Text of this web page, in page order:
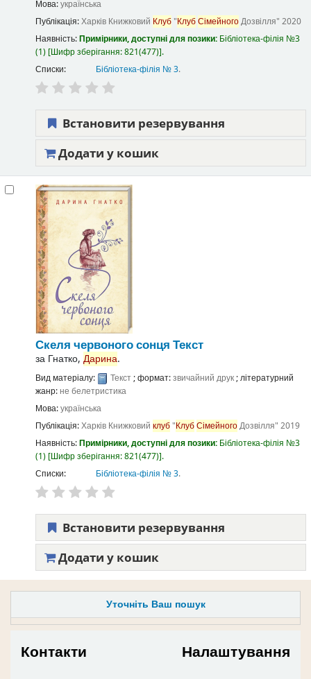
Уточніть Ваш пошук
Мова:українська
Публікація:Харків Книжковий Клуб"КлубСімейногоДозвілля" 2020
Наявність:Примірники, доступні для позики: Бібліотека-філія №3
(1) Шифр зберігання:821(477) .
Списки:
Бібліотека-філія № 3.
Встановити резервування
Додати у кошик
Скеля червоного сонця Текст
за Гнатко, Дарина.
Вид матеріалу: Текст; формат:звичайний друк; літературний
жанр:не белетристика
Мова:українська
Публікація:Харків Книжковий клуб"КлубСімейногоДозвілля" 2019
Наявність:Примірники, доступні для позики: Бібліотека-філія №3
(1) Шифр зберігання:821(477) .
Списки:
Бібліотека-філія № 3.
Встановити резервування
Додати у кошик
Контакти Налаштування